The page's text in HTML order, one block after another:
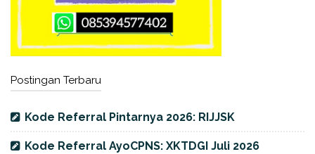
Postingan Terbaru
Kode Referral Pintarnya 2026: RIJJSK
Kode Referral AyoCPNS: XKTDGI Juli 2026